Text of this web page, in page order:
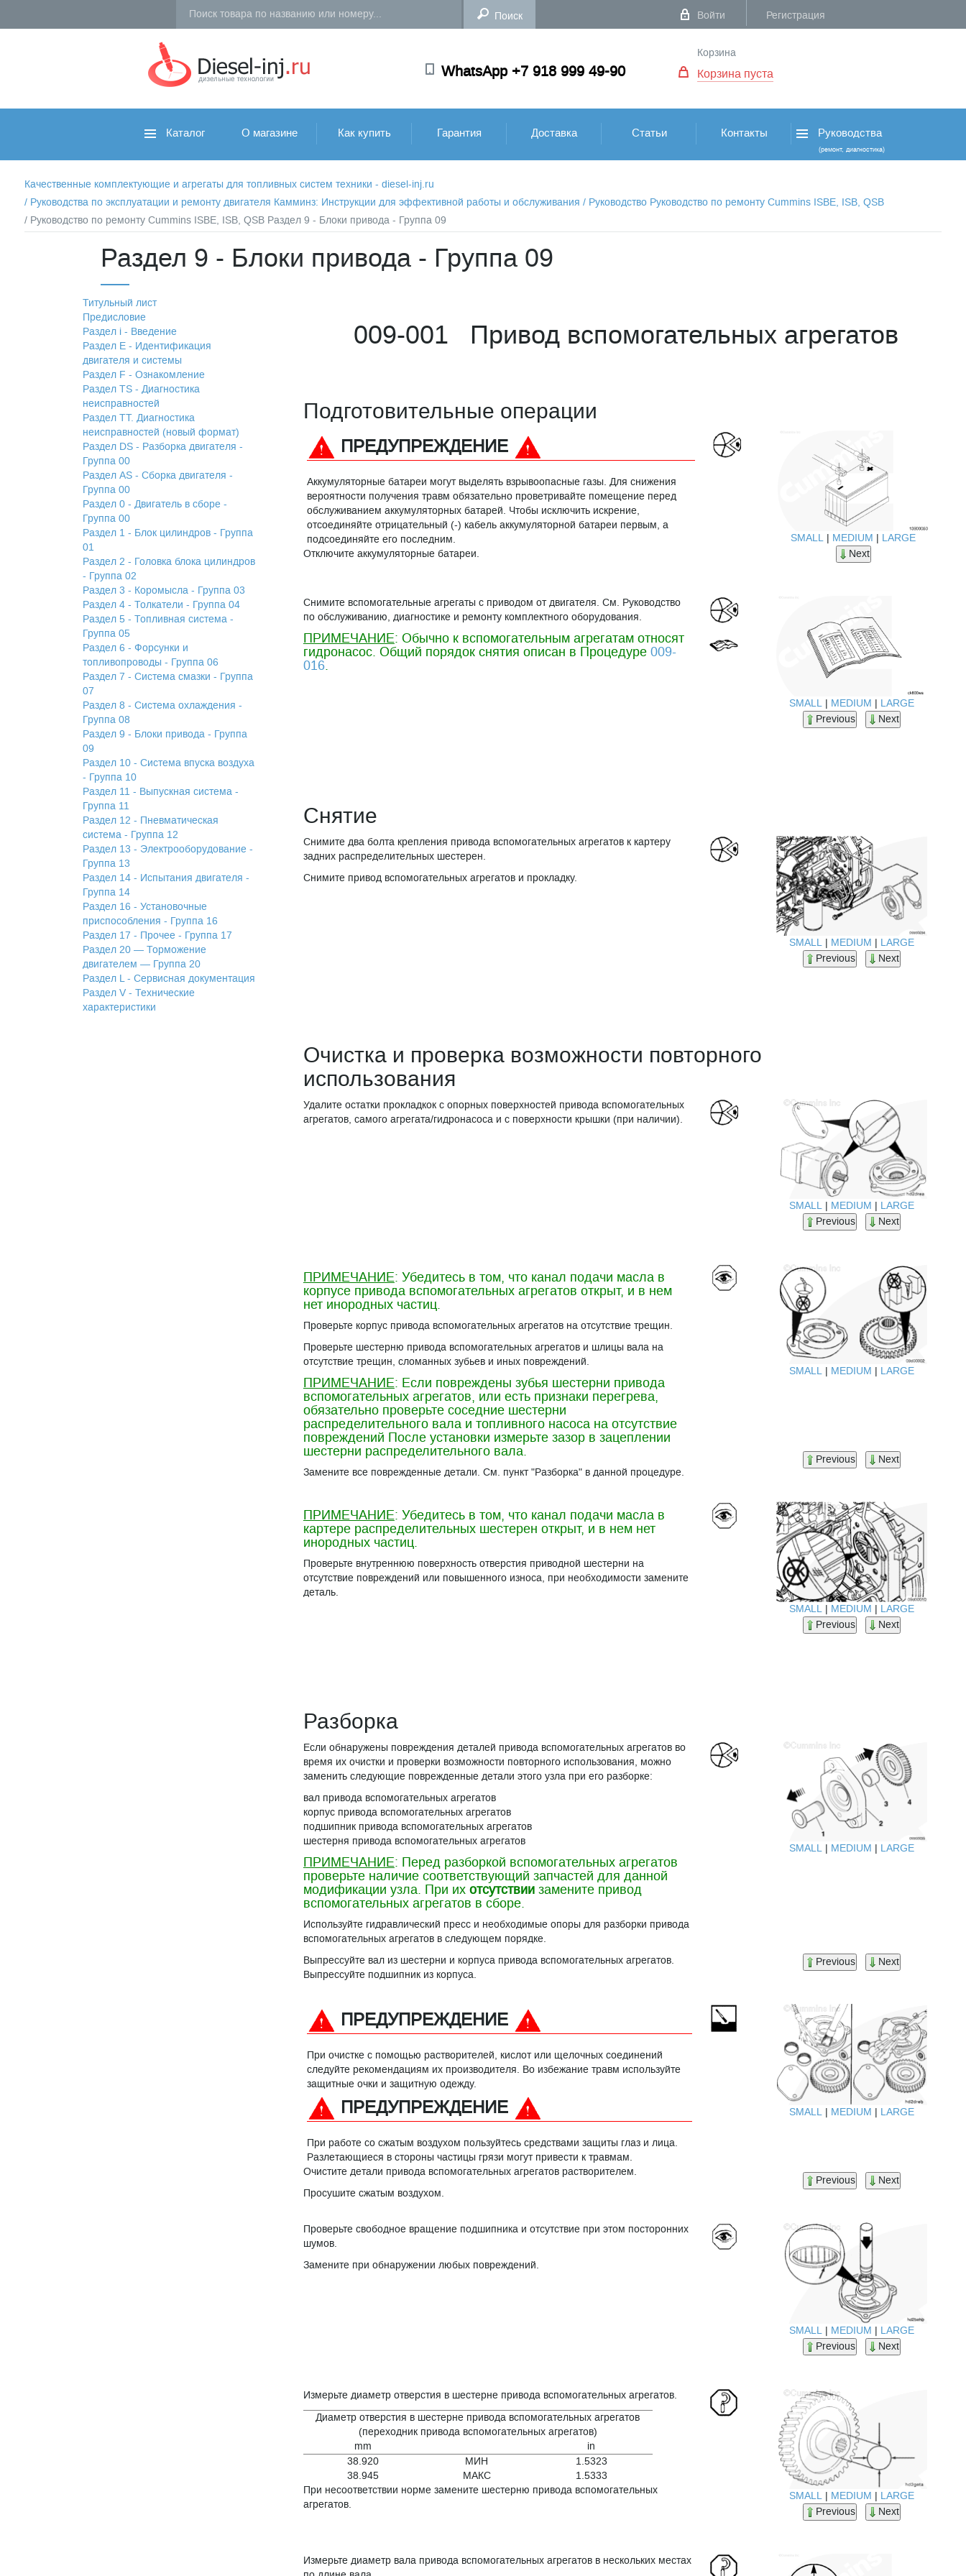
Войти Регистрация
WhatsApp +7 918 999 49-90
Корзина
Корзина пуста
Каталог О магазине Как купить Гарантия Доставка Статьи Контакты Руководства
(ремонт, диагностика)
Качественные комплектующие и агрегаты для топливных систем техники - diesel-inj.ru
/ Руководства по эксплуатации и ремонту двигателя Камминз: Инструкции для эффективной работы и обслуживания / Руководство Руководство по ремонту Cummins ISBE, ISB, QSB
/ Руководство по ремонту Cummins ISBE, ISB, QSB Раздел 9 - Блоки привода - Группа 09
Раздел 9 - Блоки привода - Группа 09
Титульный лист
Предисловие
Раздел i - Введение
Раздел Е - Идентификация
двигателя и системы
Раздел F - Ознакомление
Раздел TS - Диагностика
неисправностей
Раздел TТ. Диагностика
неисправностей (новый формат)
Раздел DS - Разборка двигателя -
Группа 00
Раздел АS - Сборка двигателя -
Группа 00
Раздел 0 - Двигатель в сборе -
Группа 00
Раздел 1 - Блок цилиндров - Группа
01
Раздел 2 - Головка блока цилиндров
- Группа 02
Раздел 3 - Коромысла - Группа 03
Раздел 4 - Толкатели - Группа 04
Раздел 5 - Топливная система -
Группа 05
Раздел 6 - Форсунки и
топливопроводы - Группа 06
Раздел 7 - Система смазки - Группа
07
Раздел 8 - Система охлаждения -
Группа 08
Раздел 9 - Блоки привода - Группа
09
Раздел 10 - Система впуска воздуха
- Группа 10
Раздел 11 - Выпускная система -
Группа 11
Раздел 12 - Пневматическая
система - Группа 12
Раздел 13 - Электрооборудование -
Группа 13
Раздел 14 - Испытания двигателя -
Группа 14
Раздел 16 - Установочные
приспособления - Группа 16
Раздел 17 - Прочее - Группа 17
Раздел 20 — Торможение
двигателем — Группа 20
Раздел L - Сервисная документация
Раздел V - Технические
характеристики
009-001 Привод вспомогательных агрегатов
Подготовительные операции
ПРЕДУПРЕЖДЕНИЕ
Аккумуляторные батареи могут выделять взрывоопасные газы. Для снижения
вероятности получения травм обязательно проветривайте помещение перед
обслуживанием аккумуляторных батарей. Чтобы исключить искрение,
отсоединяйте отрицательный (-) кабель аккумуляторной батареи первым, а
подсоединяйте его последним.
Отключите аккумуляторные батареи.
SMALL | MEDIUM | LARGE
Next
Снимите вспомогательные агрегаты с приводом от двигателя. См. Руководство
по обслуживанию, диагностике и ремонту комплектного оборудования.
ПРИМЕЧАНИЕ: Обычно к вспомогательным агрегатам относят
гидронасос. Общий порядок снятия описан в Процедуре 009-
016.
SMALL | MEDIUM | LARGE
Previous
Next
Снятие
Снимите два болта крепления привода вспомогательных агрегатов к картеру
задних распределительных шестерен.
Снимите привод вспомогательных агрегатов и прокладку.
SMALL | MEDIUM | LARGE
Previous
Next
Очистка и проверка возможности повторного
использования
Удалите остатки прокладкок с опорных поверхностей привода вспомогательных
агрегатов, самого агрегата/гидронасоса и с поверхности крышки (при наличии).
SMALL | MEDIUM | LARGE
Previous
Next
ПРИМЕЧАНИЕ: Убедитесь в том, что канал подачи масла в
корпусе привода вспомогательных агрегатов открыт, и в нем
нет инородных частиц.
Проверьте корпус привода вспомогательных агрегатов на отсутствие трещин.
Проверьте шестерню привода вспомогательных агрегатов и шлицы вала на
отсутствие трещин, сломанных зубьев и иных повреждений.
ПРИМЕЧАНИЕ: Если повреждены зубья шестерни привода
вспомогательных агрегатов, или есть признаки перегрева,
обязательно проверьте соседние шестерни
распределительного вала и топливного насоса на отсутствие
повреждений После установки измерьте зазор в зацеплении
шестерни распределительного вала.
Замените все поврежденные детали. См. пункт "Разборка" в данной процедуре.
SMALL | MEDIUM | LARGE
Previous Next
ПРИМЕЧАНИЕ: Убедитесь в том, что канал подачи масла в
картере распределительных шестерен открыт, и в нем нет
инородных частиц.
Проверьте внутреннюю поверхность отверстия приводной шестерни на
отсутствие повреждений или повышенного износа, при необходимости замените
деталь.
SMALL | MEDIUM | LARGE
Previous
Next
Разборка
Если обнаружены повреждения деталей привода вспомогательных агрегатов во
время их очистки и проверки возможности повторного использования, можно
заменить следующие поврежденные детали этого узла при его разборке:
вал привода вспомогательных агрегатов
корпус привода вспомогательных агрегатов
подшипник привода вспомогательных агрегатов
шестерня привода вспомогательных агрегатов
ПРИМЕЧАНИЕ: Перед разборкой вспомогательных агрегатов
проверьте наличие соответствующий запчастей для данной
модификации узла. При их отсутствиизамените привод
вспомогательных агрегатов в сборе.
Используйте гидравлический пресс и необходимые опоры для разборки привода
вспомогательных агрегатов в следующем порядке.
Выпрессуйте вал из шестерни и корпуса привода вспомогательных агрегатов.
Выпрессуйте подшипник из корпуса.
SMALL | MEDIUM | LARGE
Previous Next
ПРЕДУПРЕЖДЕНИЕ
При очистке с помощью растворителей, кислот или щелочных соединений
следуйте рекомендациям их производителя. Во избежание травм используйте
защитные очки и защитную одежду.
ПРЕДУПРЕЖДЕНИЕ
При работе со сжатым воздухом пользуйтесь средствами защиты глаз и лица.
Разлетающиеся в стороны частицы грязи могут привести к травмам.
Очистите детали привода вспомогательных агрегатов растворителем.
Просушите сжатым воздухом.
SMALL | MEDIUM | LARGE
Previous Next
Проверьте свободное вращение подшипника и отсутствие при этом посторонних
шумов.
Замените при обнаружении любых повреждений.
SMALL | MEDIUM | LARGE
Previous
Next
Измерьте диаметр отверстия в шестерне привода вспомогательных агрегатов.
Диаметр отверстия в шестерне привода вспомогательных агрегатов
(переходник привода вспомогательных агрегатов)
mm
in
38.920
МИН
1.5323
38.945
МАКС
1.5333
При несоответствии норме замените шестерню привода вспомогательных
агрегатов.
SMALL | MEDIUM | LARGE
Previous
Next
Измерьте диаметр вала привода вспомогательных агрегатов в нескольких местах